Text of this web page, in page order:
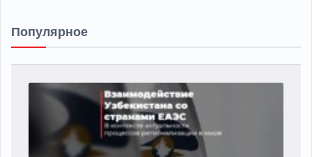
Популярное